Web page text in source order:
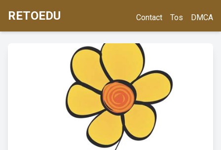
RETOEDU Contact Tos DMCA